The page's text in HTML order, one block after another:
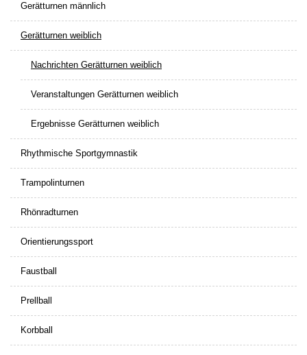
Gerätturnen männlich
Gerätturnen weiblich
Nachrichten Gerätturnen weiblich
Veranstaltungen Gerätturnen weiblich
Ergebnisse Gerätturnen weiblich
Rhythmische Sportgymnastik
Trampolinturnen
Rhönradturnen
Orientierungssport
Faustball
Prellball
Korbball